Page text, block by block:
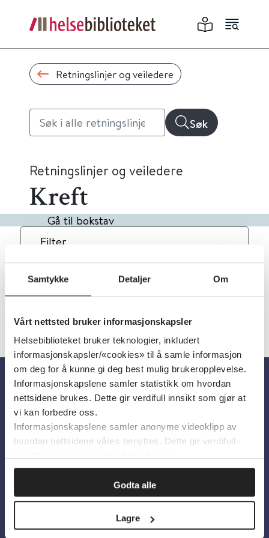
Samtykke Detaljer Om
Vårt nettsted bruker informasjonskapsler
Helsebiblioteket bruker teknologier, inkludert
informasjonskapsler/«cookies» til å samle informasjon
om deg for å kunne gi deg best mulig brukeropplevelse.
Informasjonskapslene samler statistikk om hvordan
nettsidene brukes. Dette gir verdifull innsikt som gjør at
vi kan forbedre oss.
Informasjonskapslene samler anonyme videoklipp av
hvordan nettsidene våres benyttes. Dette gir verdifull
Godta alle
Lagre
Retningslinjer og veiledere
Søk
Retningslinjer og veiledere
Kreft
Gå til bokstav
Filter
1Treff Dato Alfabetisk
Om oss
Om Helsebiblioteket
Personvern og informasjonskapsler
Tilgjengelighetserklæring
Information in English
Bilder fra Colourbox.com